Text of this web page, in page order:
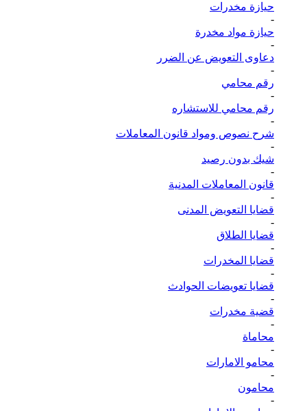
حيازة مخدرات
-
حيازة مواد مخدرة
-
دعاوى التعويض عن الضرر
-
رقم محامي
-
رقم محامي للاستشاره
-
شرح نصوص ومواد قانون المعاملات
-
شيك بدون رصيد
-
قانون المعاملات المدنية
-
قضايا التعويض المدنى
-
قضايا الطلاق
-
قضايا المخدرات
-
قضايا تعويضات الحوادث
-
قضية مخدرات
-
محاماة
-
محامو الامارات
-
محامون
-